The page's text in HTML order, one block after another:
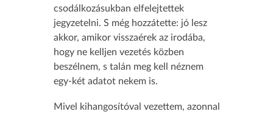
csodálkozásukban elfelejtettek
jegyzetelni. S még hozzátette: jó lesz
akkor, amikor visszaérek az irodába,
hogy ne kelljen vezetés közben
beszélnem, s talán meg kell néznem
egy-két adatot nekem is.
Mivel kihangosítóval vezettem, azonnal